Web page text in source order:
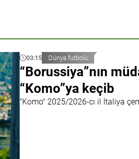
03:15 Dünya futbolu
“Borussiya”nın
“Komo”ya keçib
"Komo" 2025/2026-cı il İtaliya